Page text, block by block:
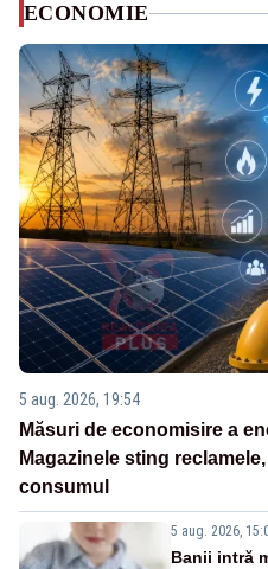
ECONOMIE
5 aug. 2026, 19:54
Măsuri de economisire a
Magazinele sting
consumul
5 aug. 2026,
Banii intră